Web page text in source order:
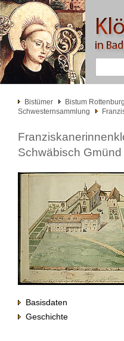
Bistümer Bistum
Schwesternsammlung
Schwäbisch Gmünd
Basisdaten
Geschichte